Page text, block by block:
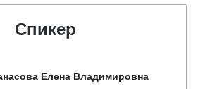
Спикер
Елена Владимировна